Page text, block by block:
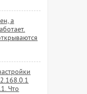
а
Что